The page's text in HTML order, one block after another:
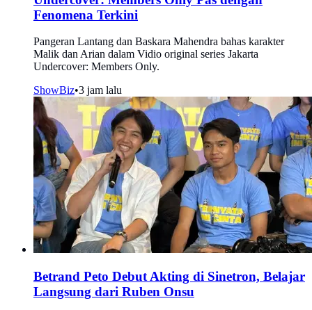
Fenomena Terkini
Pangeran Lantang dan Baskara Mahendra bahas karakter
Malik dan Arian dalam Vidio original series Jakarta
Undercover: Members Only.
ShowBiz•3 jam lalu
Betrand Peto Debut Akting di Sinetron, Belajar
Langsung dari Ruben Onsu